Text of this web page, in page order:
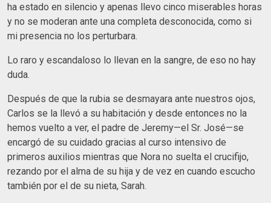
ha estado en silencio y apenas llevo cinco miserables horas
y no se moderan ante una completa desconocida, como si
mi presencia no los perturbara.
Lo raro y escandaloso lo llevan en la sangre, de eso no hay
duda.
Después de que la rubia se desmayara ante nuestros ojos,
Carlos se la llevó a su habitación y desde entonces no la
hemos vuelto a ver, el padre de Jeremy—el Sr. José—se
encargó de su cuidado gracias al curso intensivo de
primeros auxilios mientras que Nora no suelta el crucifijo,
rezando por el alma de su hija y de vez en cuando escucho
también por el de su nieta, Sarah.